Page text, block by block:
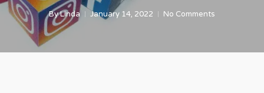
ByLinda January 14, 2022 No Comments